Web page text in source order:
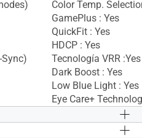
Earphone Jack : Yes
PC Audio Input : Yes
Sync)
Color Temp.
GamePlus : Yes
QuickFit : Yes
HDCP : Yes
Tecnología VRR
Dark Boost : Yes
Low Blue Light : Yes
Eye Care+
Speaker : Yes(2Wx2)